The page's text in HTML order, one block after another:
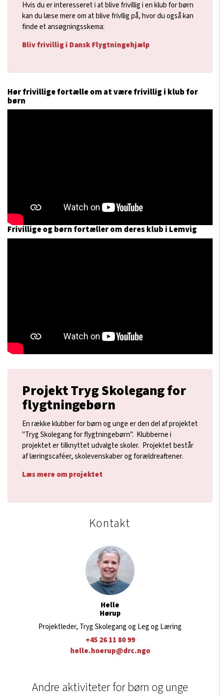
Hvis du er interesseret i at blive frivillig i en klub for børn
kan du læse mere om at blive frivllig på, hvor du også kan
finde et ansøgningsskema:
Bliv frivillig i Dansk Flygtningehjælp
Hør frivillige fortælle om at være frivillig i klub for
børn
Frivillige og børn fortæller om deres klub i Lemvig
Projekt Tryg Skolegang for
flygtningebørn
En række klubber for børn og unge er den del af projektet
"Tryg Skolegang for flygtningebørn". Klubberne i
projektet er tilknyttet udvalgte skoler. Projektet består
af læringscaféer, skolevenskaber og forældreaftener.
Læs mere om projektet
Kontakt
Helle
Hørup
Projektleder, Tryg Skolegang og Leg og Læring
+45 26 11 80 99
helle.hoerup@drc.ngo
Andre aktiviteter for børn og unge